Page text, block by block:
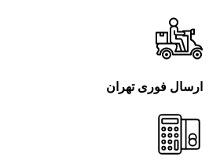
ارسال فوری تهران